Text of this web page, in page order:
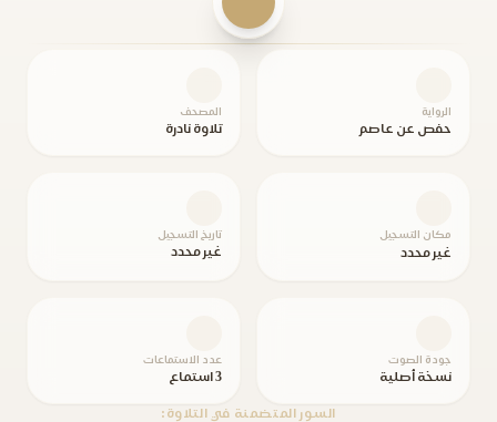
الرواية
حفص عن عاصم
المصحف
تلاوة نادرة
مكان التسجيل
غير محدد
تاريخ التسجيل
غير محدد
جودة الصوت
نسخة أصلية
عدد الاستماعات
3 استماع
السور المتضمنة في التلاوة: